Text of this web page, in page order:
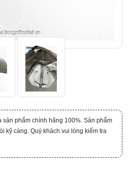
sản phẩm chính hãng 100%. Sản phẩm
kỹ càng. Quý khách vui lòng kiểm tra